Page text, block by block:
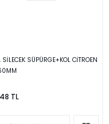
SÜPÜRGE+KOL CİTROEN
TL